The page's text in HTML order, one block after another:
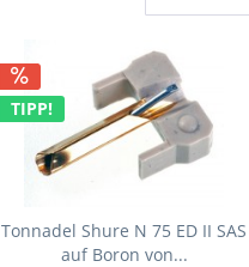
TIPP!
Tonnadel Shure N 75 ED II SAS
auf Boron von...